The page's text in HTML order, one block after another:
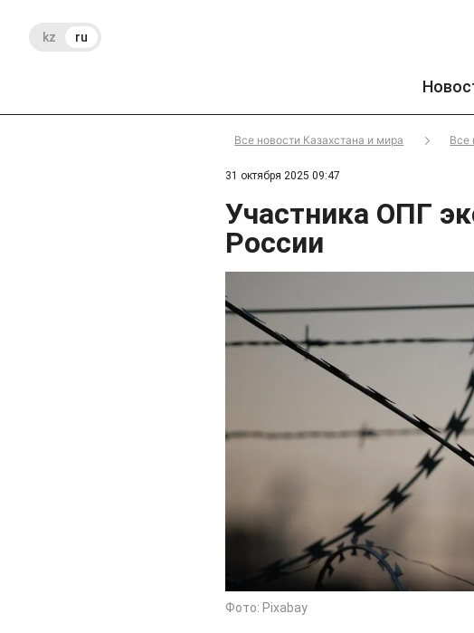
kz ru
Все новости Казахстана и мира Все
31 октября 2025 09:47
Участника ОПГ
России
Фото: Pixabay